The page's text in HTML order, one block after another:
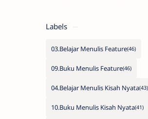
Labels
03.Belajar Menulis Feature
09.Buku Menulis Feature
04.Belajar Menulis Kisah Nyata
10.Buku Menulis Kisah Nyata